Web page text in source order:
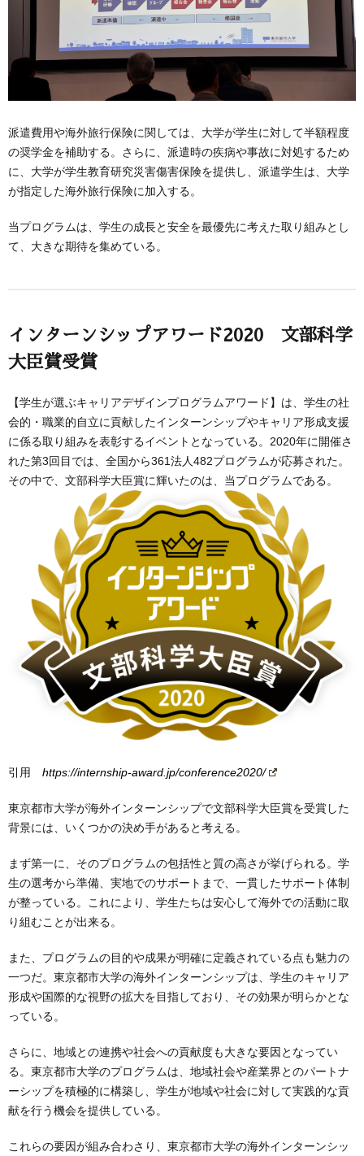
派遣費用や海外旅行保険に関しては、大学が学生に対して半額程度
の奨学金を補助する。さらに、派遣時の疾病や事故に対処するため
に、大学が学生教育研究災害傷害保険を提供し、派遣学生は、大学
が指定した海外旅行保険に加入する。
当プログラムは、学生の成長と安全を最優先に考えた取り組みとし
て、大きな期待を集めている。
インターンシップアワード2020 文部科学
大臣賞受賞
【学生が選ぶキャリアデザインプログラムアワード】は、学生の社
会的・職業的自立に貢献したインターンシップやキャリア形成支援
に係る取り組みを表彰するイベントとなっている。2020年に開催さ
れた第3回目では、全国から361法人482プログラムが応募された。
その中で、文部科学大臣賞に輝いたのは、当プログラムである。
引用 https://internship-award.jp/conference2020/
東京都市大学が海外インターンシップで文部科学大臣賞を受賞した
背景には、いくつかの決め手があると考える。
まず第一に、そのプログラムの包括性と質の高さが挙げられる。学
生の選考から準備、実地でのサポートまで、一貫したサポート体制
が整っている。これにより、学生たちは安心して海外での活動に取
り組むことが出来る。
また、プログラムの目的や成果が明確に定義されている点も魅力の
一つだ。東京都市大学の海外インターンシップは、学生のキャリア
形成や国際的な視野の拡大を目指しており、その効果が明らかとな
っている。
さらに、地域との連携や社会への貢献度も大きな要因となってい
る。東京都市大学のプログラムは、地域社会や産業界とのパートナ
ーシップを積極的に構築し、学生が地域や社会に対して実践的な貢
献を行う機会を提供している。
これらの要因が組み合わさり、東京都市大学の海外インターンシッ